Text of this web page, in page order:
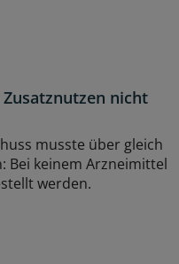
nicht
musste über gleich
Bei keinem Arzneimittel
werden.